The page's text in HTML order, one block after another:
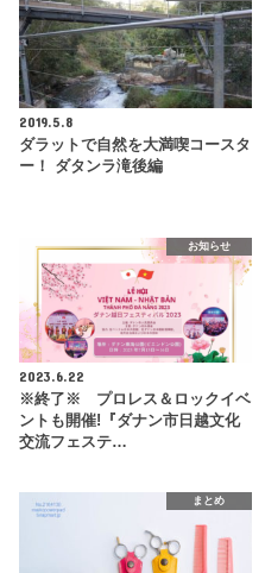
2019.5.8
ダラットで自然を大満喫コースタ
ー！ ダタンラ滝後編
お知らせ
2023.6.22
※終了※ プロレス＆ロックイベ
ントも開催!『ダナン市日越文化
交流フェステ…
まとめ